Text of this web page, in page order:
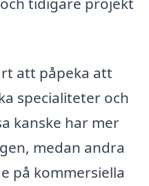
att påpeka att
specialiteter och
kanske har mer
medan andra
på kommersiella